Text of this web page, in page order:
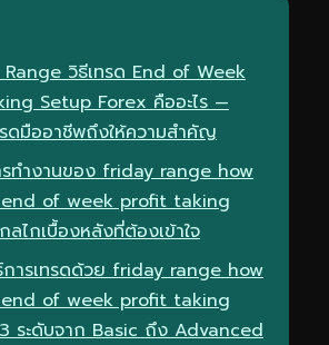
วิธีเทรด End of Week
Setup Forex คืออะไร —
ดมืออาชีพถึงให้ความสำคัญ
ทำงานของ friday range how
of week profit taking
ไกเบื้องหลังที่ต้องเข้าใจ
ารเทรดด้วย friday range how
of week profit taking
ระดับจาก Basic ถึง Advanced